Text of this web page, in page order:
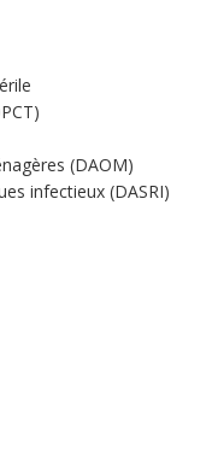
(DAOM)
infectieux (DASRI)